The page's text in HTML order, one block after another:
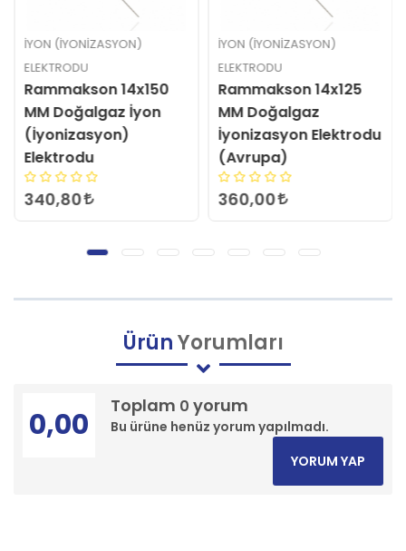
İYON (İYONIZASYON)
ELEKTRODU
Rammakson 14x150
MM Doğalgaz İyon
(İyonizasyon)
Elektrodu
340,80
İYON (İYONIZASYON)
ELEKTRODU
Rammakson 14x125
MM Doğalgaz
İyonizasyon Elektrodu
(Avrupa)
360,00
ÜrünYorumları
Toplam 0 yorum
Bu ürüne henüz yorum yapılmadı.
0,00
YORUM YAP